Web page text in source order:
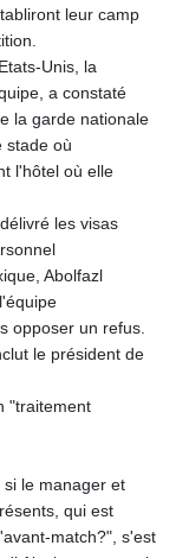
GTQ 8.794891
HKD 9.067746
HNL 30.895616
HRK 7.536622
HTG 150.718127
HUF 363.096405
20580.370421
ILS 3.468234
IMP 0.8566
INR 110.076256
IQD
1509.981237
1590322.371805
JMD 183.057725
JOD 0.819746
JPY 182.445186
leur camp
Unis, la
a constaté
la garde nationale
stade où
l'hôtel où elle
les visas
Abolfazl
opposer un refus.
le président de
"traitement
le manager et
qui est
match?", s'est